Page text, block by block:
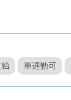
車通勤可